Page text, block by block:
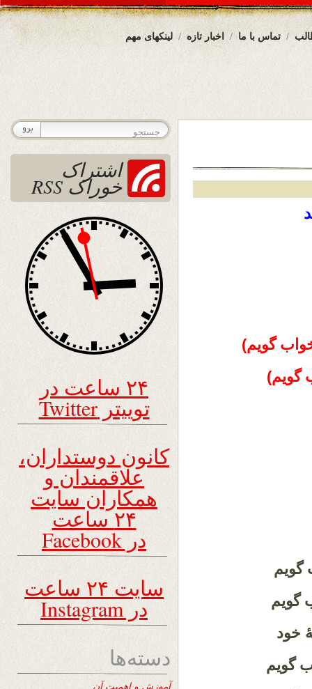
لینکهای مهم اخبار تازه تماس با ما
گویم)
گویم)
گویم
خود
گویم
اشتراک
خوراک RSS
۲۴ ساعت در
توییتر Twitter
کانون دوستداران،
علاقمندان و
همکاران سایت
۲۴ ساعت
در Facebook
سایت ۲۴ ساعت
در Instagram
دسته‌ها
آموزش و اهمیت آن